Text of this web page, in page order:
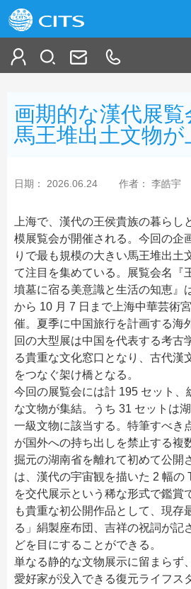
中国旅行情報
ハイライト
鉄道の旅
北京新発見！
その他
中国の都市観光
BeiJing 北京
GuiLin 桂林
XiAn 西安
ShangHai 上海
HangZhou杭州
LvShun旅順
もっと...
オススメ
チベット
シルクロード
大草原
長城の旅
提案コース
項目別
中国観光案内
都市別観光地情報
BeiJing 北京
ShangHai 上海
GuiLin 桂林
SuZhou 蘇州
HangZhou 杭州
XiAn 西安
全部見る
テーマ別中国の文化
自然
建築と遺跡
風俗習慣
工芸と芸術
演劇と芸能
食文化
ヘルス
宗教文化
そのほか
中国の世界遺産
文化と複合遺産
自然遺産
複合遺産
非物質文化遺産
マイプラン
画期的な漢代展覧
馬王堆出土文物
日期： 2026.06.24 作者： 李皓宇
上海で、漢代の王侯貴族の暮らし
模展覧会が開催される。今回の企
りで最も規模の大きい馬王堆出土
て注目を集めている。展覧会名
墳墓に宿る美意識と生活の知恵』
から 10 月 7 日まで上海中華芸術
催。夏季に中国旅行を計画する海
回の大型展は中国を代表する考古
る貴重な文化窓口となり、古代漢
をつなぐ架け橋となる。
今回の展覧会には計 195 セット、
な文物が集結。うち 31 セットは
一級文物に該当する。特筆すべき
が国外への持ち出しを禁止する複
掘元の湖南省を離れて初めて公開
は、漢代の宇宙観を描いた 2 幅の
を交代展示という稀な形式で鑑賞
も貴重な初公開作品として、現存
る」絹製座布団、吉祥の祝詞が記
どを目にすることができる。
単なる静的な文物展示に留まらず
愛好家が没入できる復元ライフス